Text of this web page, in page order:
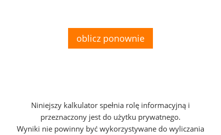
oblicz ponownie
Niniejszy kalkulator spełnia rolę informacyjną i
przeznaczony jest do użytku prywatnego.
Wyniki nie powinny być wykorzystywane do wyliczania